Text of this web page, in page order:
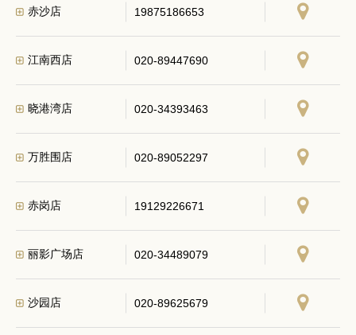
赤沙店 19875186653
江南西店 020-89447690
晓港湾店 020-34393463
万胜围店 020-89052297
赤岗店 19129226671
丽影广场店 020-34489079
沙园店 020-89625679